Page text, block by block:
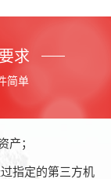
求
简单
产；
指定的第三方机